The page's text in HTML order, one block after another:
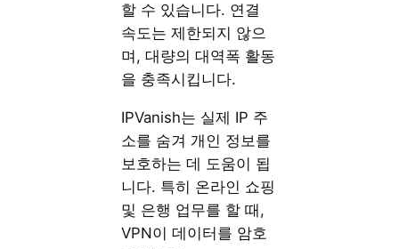
할 수 있습니다. 연결
속도는 제한되지 않으
며, 대량의 대역폭 활동
을 충족시킵니다.
IPVanish는 실제 IP 주
소를 숨겨 개인 정보를
보호하는 데 도움이 됩
니다. 특히 온라인 쇼핑
및 은행 업무를 할 때,
VPN이 데이터를 암호